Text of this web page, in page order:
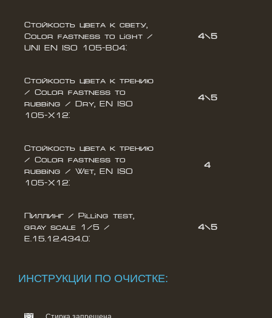
Стойкость цвета к свету,
Color fastness to light /
UNI EN ISO 105-B04:
4\5
Стойкость цвета к трению
/ Color fastness to
rubbing / Dry, EN ISO
105-X12:
4\5
Стойкость цвета к трению
/ Color fastness to
rubbing / Wet, EN ISO
105-X12:
4
Пиллинг / Pilling test,
gray scale 1/5 /
E.15.12.434.0:
4\5
ИНСТРУКЦИИ ПО ОЧИСТКЕ: